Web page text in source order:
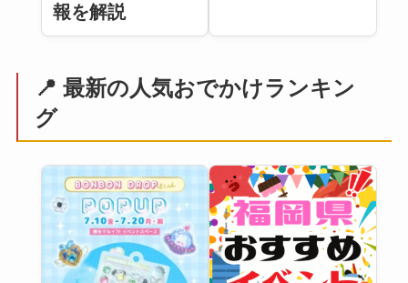
報を解説
📍 最新の人気おでかけランキン
グ